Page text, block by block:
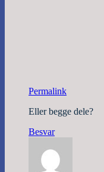
Permalink
Eller begge dele?
Besvar